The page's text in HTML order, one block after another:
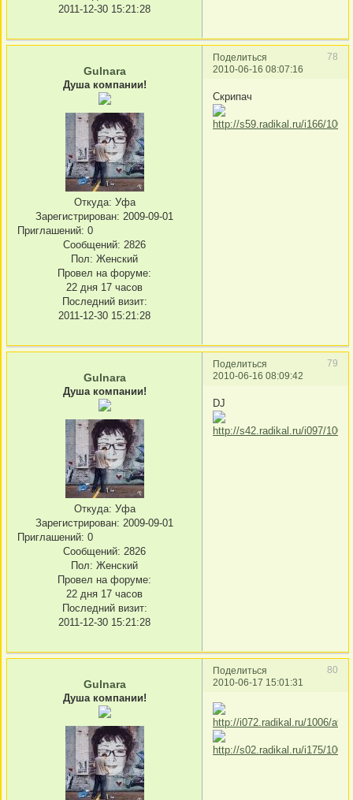
2011-12-30 15:21:28
Поделиться
78
2010-06-16 08:07:16
Gulnara
Душа компании!
Откуда: Уфа
Зарегистрирован: 2009-09-01
Приглашений: 0
Сообщений: 2826
Пол: Женский
Провел на форуме:
22 дня 17 часов
Последний визит:
2011-12-30 15:21:28
Скрипач
Поделиться
79
2010-06-16 08:09:42
Gulnara
Душа компании!
Откуда: Уфа
Зарегистрирован: 2009-09-01
Приглашений: 0
Сообщений: 2826
Пол: Женский
Провел на форуме:
22 дня 17 часов
Последний визит:
2011-12-30 15:21:28
DJ
Поделиться
80
2010-06-17 15:01:31
Gulnara
Душа компании!